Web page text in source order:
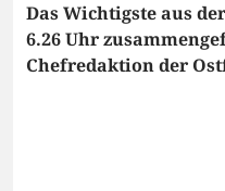
Das Wichtigste aus
6.26 Uhr
Chefredaktion der